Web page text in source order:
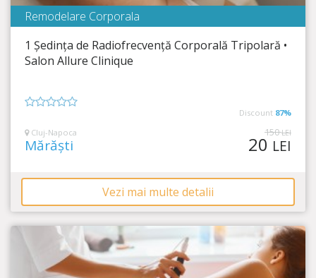
Timp Rămas
28:00:43
Remodelare Corporala
1 Ședința de Radiofrecvență Corporală Tripolară •
Salon Allure Clinique
din
5
Discount 87%
Cluj-Napoca
Mărăști
150LEI
20 LEI
Vezi mai multe detalii